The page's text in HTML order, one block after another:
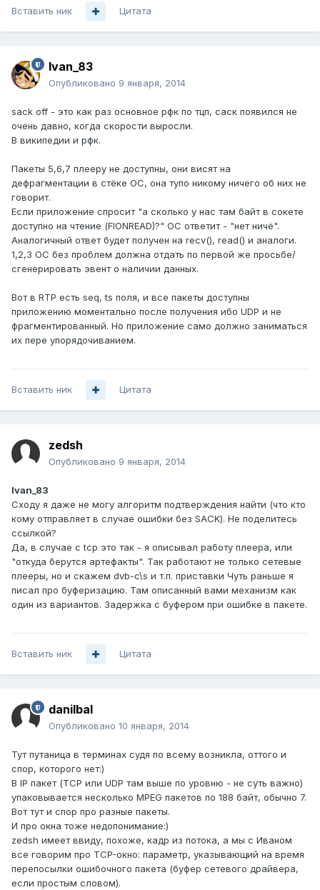
Вставить ник Цитата
Ivan_83
Опубликовано 9 января, 2014
sack off - это как раз основное рфк по тцп, саск появился не
очень давно, когда скорости выросли.
В википедии и рфк.
Пакеты 5,6,7 плееру не доступны, они висят на
дефрагментации в стёке ОС, она тупо никому ничего об них не
говорит.
Если приложение спросит "а сколько у нас там байт в сокете
доступно на чтение (FIONREAD)?" ОС ответит - "нет ничё".
Аналогичный ответ будет получен на recv(), read() и аналоги.
1,2,3 ОС без проблем должна отдать по первой же просьбе/
сгенерировать эвент о наличии данных.
Вот в RTP есть seq, ts поля, и все пакеты доступны
приложению моментально после получения ибо UDP и не
фрагментированный. Но приложение само должно заниматься
их пере упорядочиванием.
Вставить ник Цитата
zedsh
Опубликовано 9 января, 2014
Ivan_83
Сходу я даже не могу алгоритм подтверждения найти (что кто
кому отправляет в случае ошибки без SACK). Не поделитесь
ссылкой?
Да, в случае с tcp это так - я описывал работу плеера, или
"откуда берутся артефакты". Так работают не только сетевые
плееры, но и скажем dvb-c\s и т.п. приставки Чуть раньше я
писал про буферизацию. Там описанный вами механизм как
один из вариантов. Задержка с буфером при ошибке в пакете.
Вставить ник Цитата
danilbal
Опубликовано 10 января, 2014
Тут путаница в терминах судя по всему возникла, оттого и
спор, которого нет:)
В IP пакет (TCP или UDP там выше по уровню - не суть важно)
упаковывается несколько MPEG пакетов по 188 байт, обычно 7.
Вот тут и спор про разные пакеты.
И про окна тоже недопонимание:)
zedsh имеет ввиду, похоже, кадр из потока, а мы с Иваном
все говорим про TCP-окно: параметр, указывающий на время
перепосылки ошибочного пакета (буфер сетевого драйвера,
если простым словом).